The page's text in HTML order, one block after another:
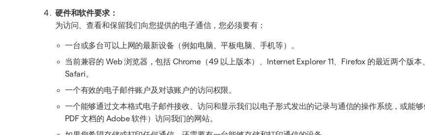
硬件和软件要求：
为访问、查看和保留我们向您提供的电子通信，您必须要有：
一台或多台可以上网的最新设备（例如电脑、平板电脑、手机等）。
当前兼容的 Web 浏览器，包括 Chrome（49 以上版本）、Internet Explorer 11、Firefox 的最近两个版
Safari。
一个有效的电子邮件账户及对该账户的访问权限。
一个能够通过文本格式电子邮件接收、访问和显示我们以电子形式发出的记录与通信的操作系统，或能
PDF 文档的 Adobe 软件）访问我们的网站。